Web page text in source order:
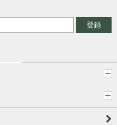
登録